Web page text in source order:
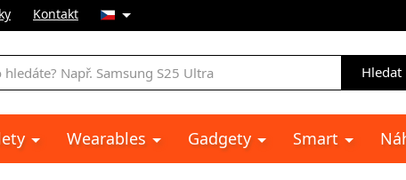
Kontakt
Hledat
Wearables Gadgety Smart